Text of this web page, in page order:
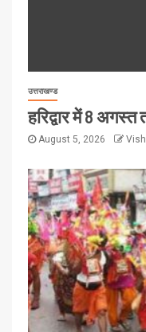
उत्तराखण्ड
हरिद्वार में 8 अगस्त
August 5, 2026